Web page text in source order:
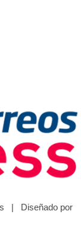
| Diseñado por